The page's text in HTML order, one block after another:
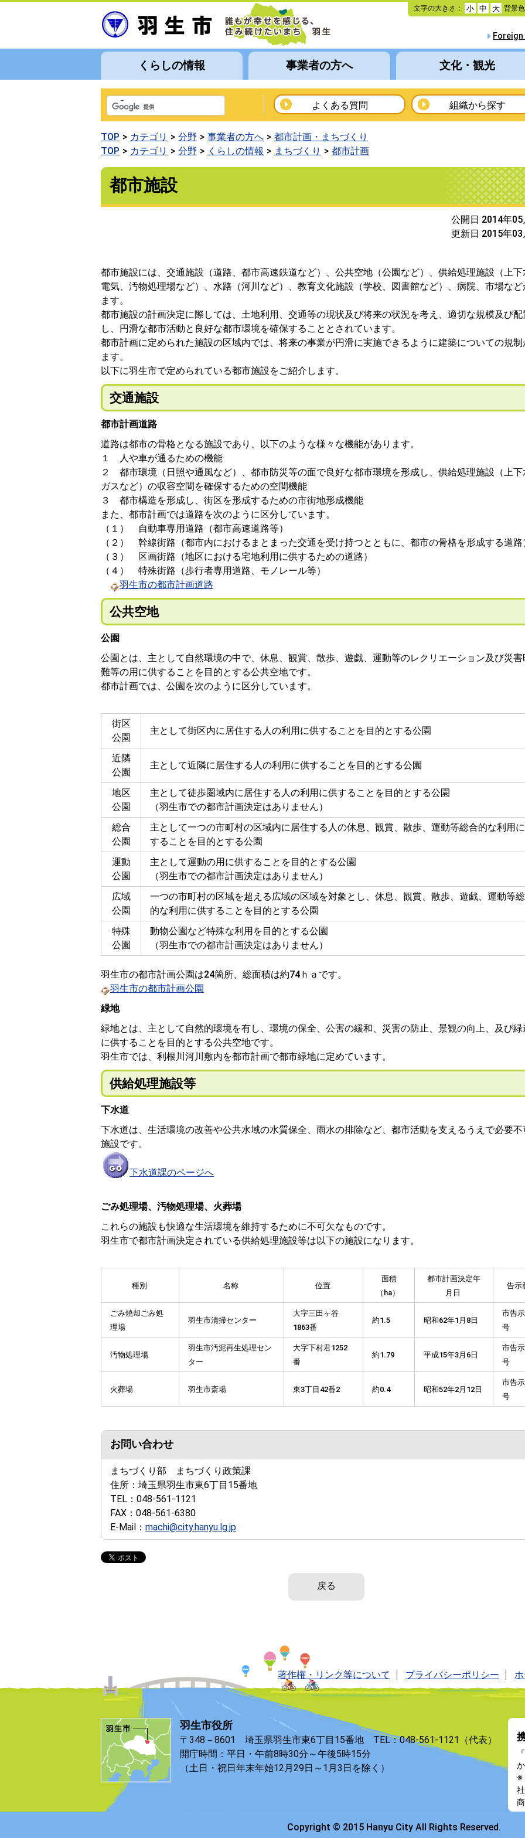
本
文
動
文字の大きさ： 小 中 大 背景色
くらしの情報 事業者の方へ 文化・観光
よくある質問 組織から探す
TOP カテゴリ 分野 事業者の方へ
都市計画・まちづくり
TOP
カテゴリ 分野 くらしの情報 まちづくり 都市計画
都市施設
公開日 2014年05
更新日 2015年03
都市施設には、交通施設（道路、都市高速鉄道など）、公共空地（公園など）、供給処理施設（上下
電気、汚物処理場など）、水路（河川など）、教育文化施設（学校、図書館など）、病院、市場など
ます。
都市施設の計画決定に際しては、土地利用、交通等の現状及び将来の状況を考え、適切な規模及び配
し、円滑な都市活動と良好な都市環境を確保することとされています。
都市計画に定められた施設の区域内では、将来の事業が円滑に実施できるように建築についての規制
ます。
以下に羽生市で定められている都市施設をご紹介します。
交通施設
都市計画道路
道路は都市の骨格となる施設であり、以下のような様々な機能があります。
１ 人や車が通るための機能
２ 都市環境（日照や通風など）、都市防災等の面で良好な都市環境を形成し、供給処理施設（上下
ガスなど）の収容空間を確保するための空間機能
３ 都市構造を形成し、街区を形成するための市街地形成機能
また、都市計画では道路を次のように区分しています。
（１） 自動車専用道路（都市高速道路等）
（２） 幹線街路（都市内におけるまとまった交通を受け持つとともに、都市の骨格を形成する道路
（３） 区画街路（地区における宅地利用に供するための道路）
（４） 特殊街路（歩行者専用道路、モノレール等）
羽生市の都市計画道路
公共空地
公園
公園とは、主として自然環境の中で、休息、観賞、散歩、遊戯、運動等のレクリエーション及び災害
難等の用に供することを目的とする公共空地です。
都市計画では、公園を次のように区分しています。
街区
公園
主として街区内に居住する人の利用に供することを目的とする公園
近隣
公園
主として近隣に居住する人の利用に供することを目的とする公園
地区
公園
主として徒歩圏域内に居住する人の利用に供することを目的とする公園
（羽生市での都市計画決定はありません）
総合
公園
主として一つの市町村の区域内に居住する人の休息、観賞、散歩、運動等総合的な利用
することを目的とする公園
運動
公園
主として運動の用に供することを目的とする公園
（羽生市での都市計画決定はありません）
広域
公園
一つの市町村の区域を超える広域の区域を対象とし、休息、観賞、散歩、遊戯、運動等
的な利用に供することを目的とする公園
特殊
公園
動物公園など特殊な利用を目的とする公園
（羽生市での都市計画決定はありません）
羽生市の都市計画公園は24箇所、総面積は約74ｈａです。
羽生市の都市計画公園
緑地
緑地とは、主として自然的環境を有し、環境の保全、公害の緩和、災害の防止、景観の向上、及び緑
に供することを目的とする公共空地です。
羽生市では、利根川河川敷内を都市計画で都市緑地に定めています。
供給処理施設等
下水道
下水道は、生活環境の改善や公共水域の水質保全、雨水の排除など、都市活動を支えるうえで必要不
施設です。
下水道課のページへ
ごみ処理場、汚物処理場、火葬場
これらの施設も快適な生活環境を維持するために不可欠なものです。
羽生市で都市計画決定されている供給処理施設等は以下の施設になります。
種別 名称 位置
面積
（ha）
都市計画決定年
月日
告示
ごみ焼却ごみ処
理場
羽生市清掃センター
大字三田ヶ谷
1863番
約1.5 昭和62年1月8日
市告
号
汚物処理場
羽生市汚泥再生処理セン
ター
大字下村君1252
番
約1.79 平成15年3月6日
市告
号
火葬場 羽生市斎場 東3丁目42番2 約0.4 昭和52年2月12日
市告
号
お問い合わせ
まちづくり部 まちづくり政策課
住所： 埼玉県羽生市東6丁目15番地
TEL： 048-561-1121
FAX： 048-561-6380
E-Mail： machi@city.hanyu.lg.jp
戻る
著作権・リンク等について プライバシーポリシー
羽生市役所
〒348－8601 埼玉県羽生市東6丁目15番地 TEL：048-561-1121（代表）
開庁時間：平日・午前8時30分～午後5時15分
（土日・祝日年末年始12月29日～1月3日を除く）
※
Copyright © 2015 Hanyu City All Rights Reserved.